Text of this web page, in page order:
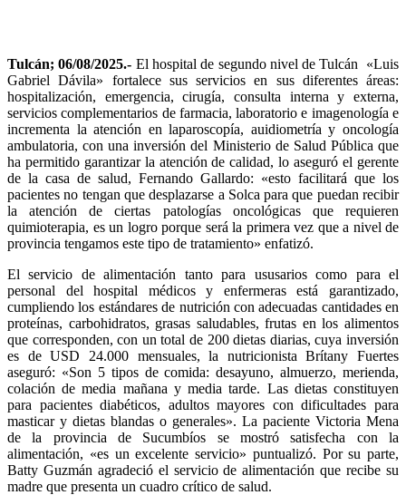
Tulcán; 06/08/2025.- El hospital de segundo nivel de Tulcán «Luis
Gabriel Dávila» fortalece sus servicios en sus diferentes áreas:
hospitalización, emergencia, cirugía, consulta interna y externa,
servicios complementarios de farmacia, laboratorio e imagenología e
incrementa la atención en laparoscopía, auidiometría y oncología
ambulatoria, con una inversión del Ministerio de Salud Pública que
ha permitido garantizar la atención de calidad, lo aseguró el gerente
de la casa de salud, Fernando Gallardo: «esto facilitará que los
pacientes no tengan que desplazarse a Solca para que puedan recibir
la atención de ciertas patologías oncológicas que requieren
quimioterapia, es un logro porque será la primera vez que a nivel de
provincia tengamos este tipo de tratamiento» enfatizó.
El servicio de alimentación tanto para ususarios como para el
personal del hospital médicos y enfermeras está garantizado,
cumpliendo los estándares de nutrición con adecuadas cantidades en
proteínas, carbohidratos, grasas saludables, frutas en los alimentos
que corresponden, con un total de 200 dietas diarias, cuya inversión
es de USD 24.000 mensuales, la nutricionista Brítany Fuertes
aseguró: «Son 5 tipos de comida: desayuno, almuerzo, merienda,
colación de media mañana y media tarde. Las dietas constituyen
para pacientes diabéticos, adultos mayores con dificultades para
masticar y dietas blandas o generales». La paciente Victoria Mena
de la provincia de Sucumbíos se mostró satisfecha con la
alimentación, «es un excelente servicio» puntualizó. Por su parte,
Batty Guzmán agradeció el servicio de alimentación que recibe su
madre que presenta un cuadro crítico de salud.